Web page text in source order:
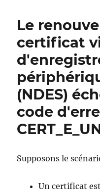
Le
certificat
(NDES)
code
Supposons le
Un certificat